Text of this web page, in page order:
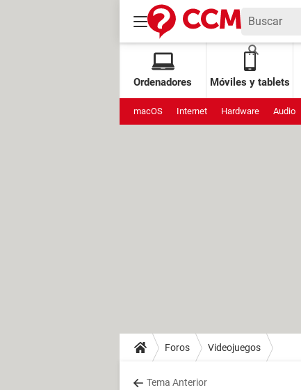
Ordenadores Móviles y tablets
macOS Internet Hardware Audio
Foros Videojuegos
Tema Anterior